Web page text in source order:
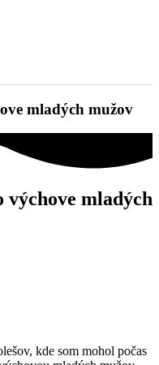
mladých mužov
mladých
kde som mohol počas